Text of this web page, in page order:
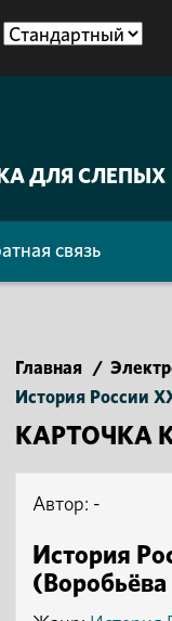
ДЛЯ СЛЕПЫХ
связь
Главная /
История России
КАРТОЧКА
Автор: -
История